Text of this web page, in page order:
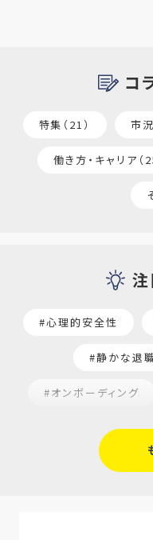
コ
特集（21） 市
働き方・キャリア（
#心理的安全性
#静かな退
#オンボーディング
#平
#人材定着